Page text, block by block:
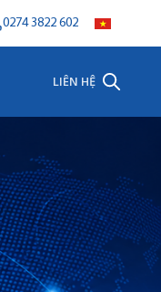
0274 3822 602
LIÊN HỆ